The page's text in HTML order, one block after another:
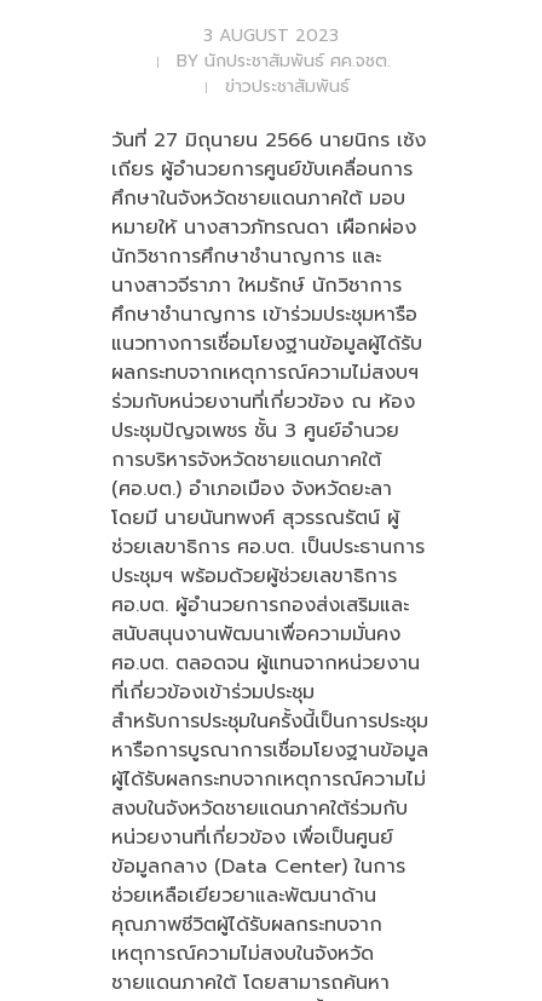
3 AUGUST 2023
BY นักประชาสัมพันธ์ ศค.จชต.
ข่าวประชาสัมพันธ์
วันที่ 27 มิถุนายน 2566 นายนิกร เซ้ง
เถียร ผู้อำนวยการศูนย์ขับเคลื่อนการ
ศึกษาในจังหวัดชายแดนภาคใต้ มอบ
หมายให้ นางสาวภัทรณดา เผือกผ่อง
นักวิชาการศึกษาชำนาญการ และ
นางสาวจีราภา ใหมรักษ์ นักวิชาการ
ศึกษาชำนาญการ เข้าร่วมประชุมหารือ
แนวทางการเชื่อมโยงฐานข้อมูลผู้ได้รับ
ผลกระทบจากเหตุการณ์ความไม่สงบฯ
ร่วมกับหน่วยงานที่เกี่ยวข้อง ณ ห้อง
ประชุมปัญจเพชร ชั้น 3 ศูนย์อำนวย
การบริหารจังหวัดชายแดนภาคใต้
(ศอ.บต.) อำเภอเมือง จังหวัดยะลา
โดยมี นายนันทพงศ์ สุวรรณรัตน์ ผู้
ช่วยเลขาธิการ ศอ.บต. เป็นประธานการ
ประชุมฯ พร้อมด้วยผู้ช่วยเลขาธิการ
ศอ.บต. ผู้อำนวยการกองส่งเสริมและ
สนับสนุนงานพัฒนาเพื่อความมั่นคง
ศอ.บต. ตลอดจน ผู้แทนจากหน่วยงาน
ที่เกี่ยวข้องเข้าร่วมประชุม
สำหรับการประชุมในครั้งนี้เป็นการประชุม
หารือการบูรณาการเชื่อมโยงฐานข้อมูล
ผู้ได้รับผลกระทบจากเหตุการณ์ความไม่
สงบในจังหวัดชายแดนภาคใต้ร่วมกับ
หน่วยงานที่เกี่ยวข้อง เพื่อเป็นศูนย์
ข้อมูลกลาง (Data Center) ในการ
ช่วยเหลือเยียวยาและพัฒนาด้าน
คุณภาพชีวิตผู้ได้รับผลกระทบจาก
เหตุการณ์ความไม่สงบในจังหวัด
ชายแดนภาคใต้ โดยสามารถค้นหา